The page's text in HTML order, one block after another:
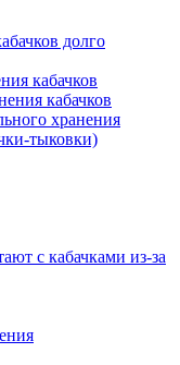
долго
кабачков
кабачков
хранения
тыковки)
с кабачками из-за